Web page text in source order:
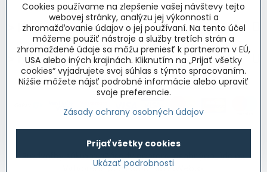
> Kontakt a navigácia
> Novinky, články, príspevky
©2026Copyright
Predvoľby súkromiaZásady ochrany osobných údajov
Vytvorené pomocou:BiznisWeb.sk
Cookies používame na zlepšenie vašej návštevy tejto
webovej stránky, analýzu jej výkonnosti a
zhromažďovanie údajov o jej používaní. Na tento účel
môžeme použiť nástroje a služby tretích strán a
zhromaždené údaje sa môžu preniesť k partnerom v EÚ,
USA alebo iných krajinách. Kliknutím na „Prijať všetky
cookies“ vyjadrujete svoj súhlas s týmto spracovaním.
Nižšie môžete nájsť podrobné informácie alebo upraviť
svoje preferencie.
Zásady ochrany osobných údajov
Ukázať podrobnosti
Prijať všetky cookies